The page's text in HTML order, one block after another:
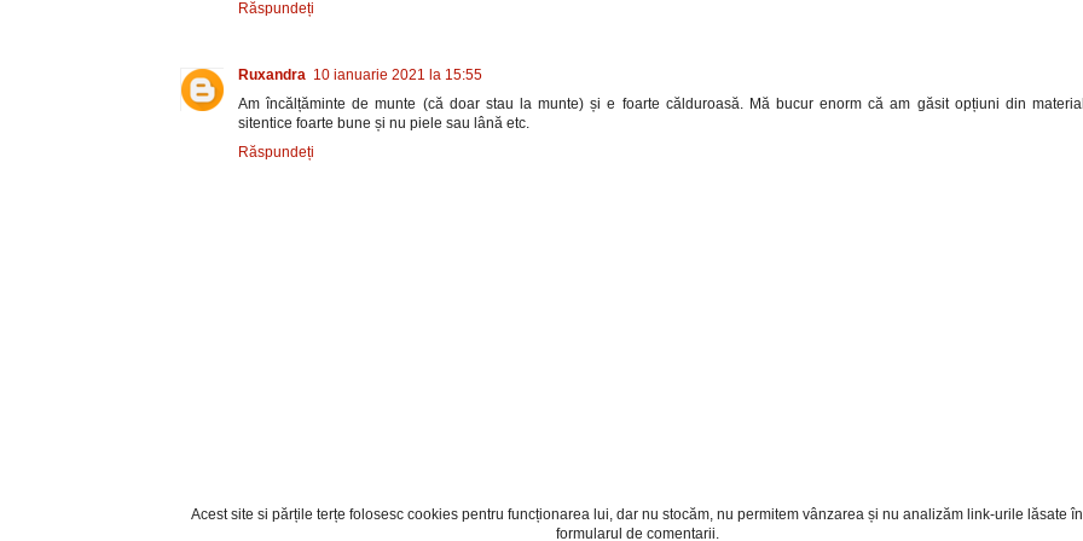
Răspundeți
Ruxandra 10 ianuarie 2021 la 15:55
Am încălțăminte de munte (că doar stau la munte) și e foarte călduroasă. Mă bucur enorm că am găsit opțiuni din
sitentice foarte bune și nu piele sau lână etc.
Răspundeți
Acest site si părțile terțe folosesc cookies pentru funcționarea lui, dar nu stocăm, nu permitem vânzarea și nu analizăm link-urile lăsate în
formularul de comentarii.